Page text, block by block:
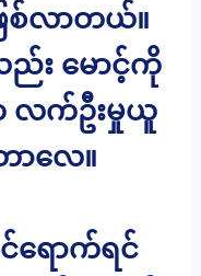
ြစ်လာတယ်။
း မောင့်ကို
လက်ဦးမှုယူ
ာလေ။
ရောက်ရင်